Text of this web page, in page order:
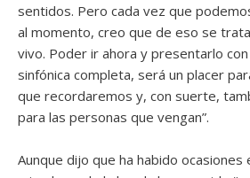
sentidos. Pero cada vez que
al momento, creo que de eso se
vivo. Poder ir ahora y presentarlo
sinfónica completa, será un placer
que recordaremos y, con suerte,
para las personas que vengan”.
Aunque dijo que ha habido ocasiones